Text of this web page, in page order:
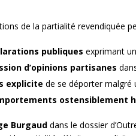
de la partialité revendiquée
publiques exprimant
d’opinions partisanes
explicite de se déporter malgré
ostensiblement
Burgaud dans le dossier